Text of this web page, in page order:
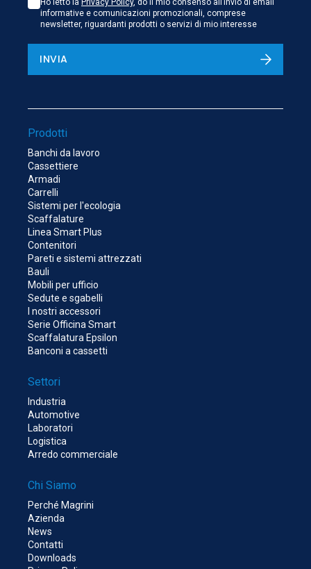
Prodotti
Banchi da lavoro
Cassettiere
Armadi
Carrelli
Sistemi per l'ecologia
Scaffalature
Linea Smart Plus
Contenitori
Pareti e sistemi attrezzati
Bauli
Mobili per ufficio
Sedute e sgabelli
I nostri accessori
Serie Officina Smart
Scaffalatura Epsilon
Banconi a cassetti
Settori
Industria
Automotive
Laboratori
Logistica
Arredo commerciale
Chi Siamo
Perché Magrini
Azienda
News
Contatti
Downloads
Ho letto la Privacy Policy, do il mio consenso all’invio di email
informative e comunicazioni promozionali, comprese
newsletter, riguardanti prodotti o servizi di mio interesse
INVIA